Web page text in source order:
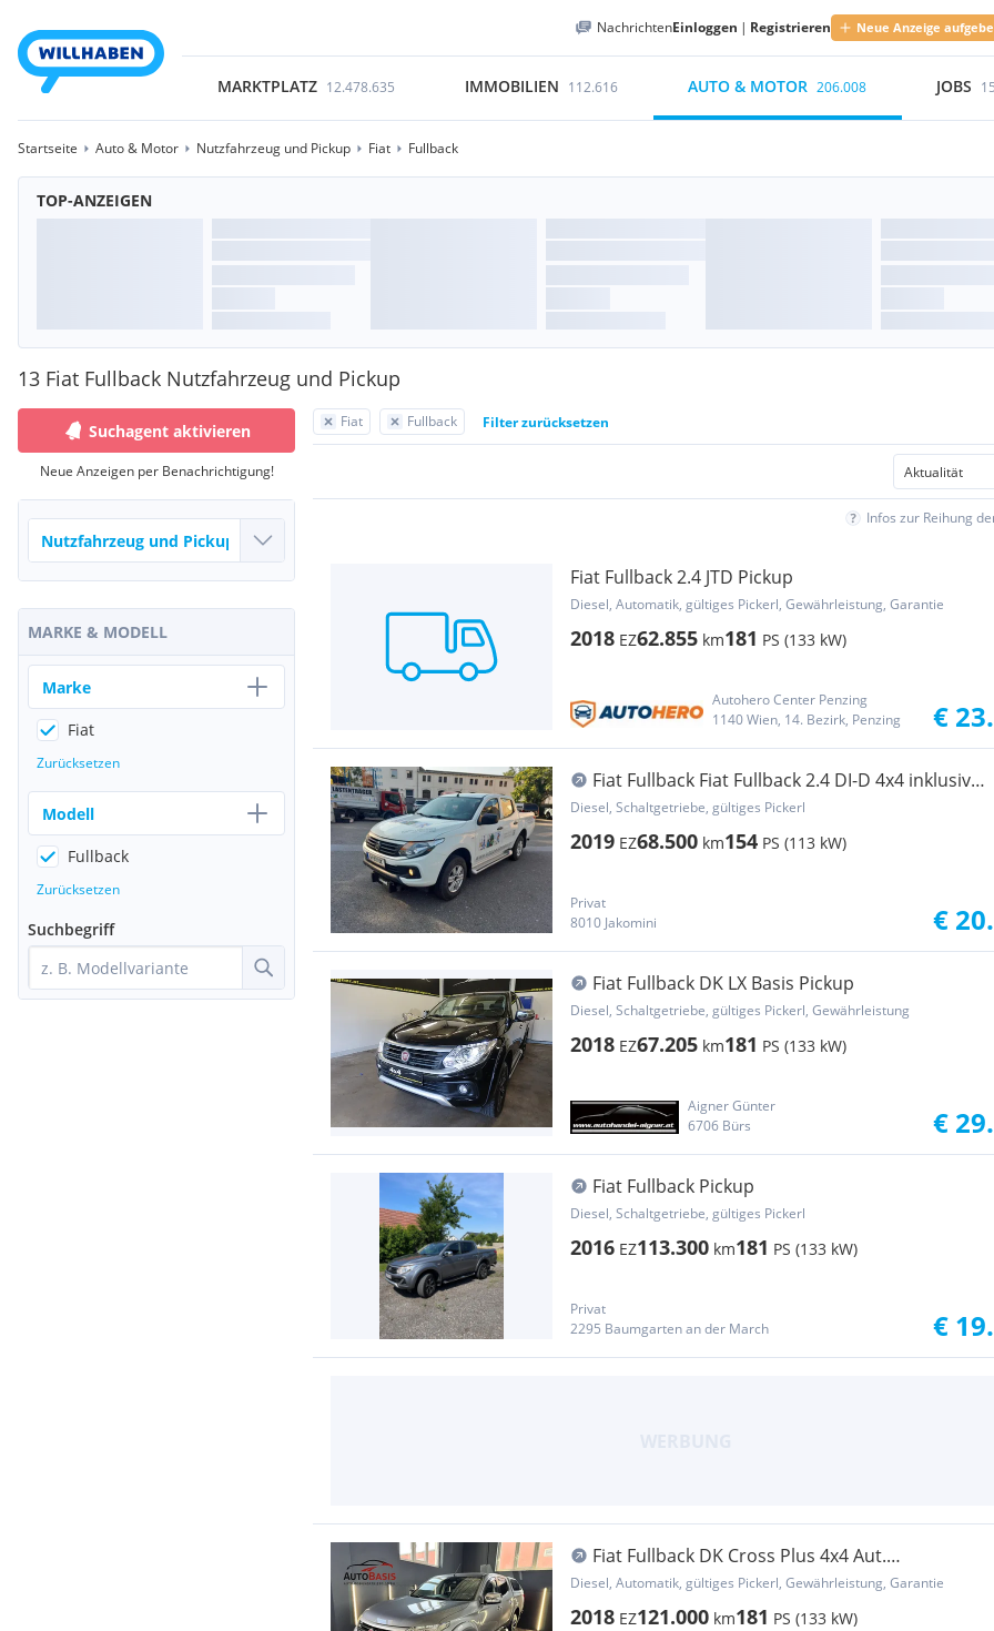
NachrichtenEinloggen | Registrieren Neue Anzeige
MARKTPLATZ 12.478.635 IMMOBILIEN 112.616 AUTO & MOTOR 206.008 JOBS
Startseite Auto & Motor Nutzfahrzeug und Pickup Fiat Fullback
TOP-ANZEIGEN
13 Fiat Fullback Nutzfahrzeug und Pickup
Fiat Fullback Filter zurücksetzen
Infos zur Reihung
Fiat Fullback 2.4 JTD Pickup
Diesel, Automatik, gültiges Pickerl, Gewährleistung, Garantie
2018 EZ62.855 km181 PS (133 kW)
Autohero Center Penzing
1140 Wien, 14. Bezirk, Penzing
€
Fiat Fullback Fiat Fullback 2.4 DI-D 4x4 inklusive
Snoway-Schnee Pickup
Diesel, Schaltgetriebe, gültiges Pickerl
2019 EZ68.500 km154 PS (113 kW)
Privat
8010 Jakomini
€
Fiat Fullback DK LX Basis Pickup
Diesel, Schaltgetriebe, gültiges Pickerl, Gewährleistung
2018 EZ67.205 km181 PS (133 kW)
Aigner Günter
6706 Bürs
€
Fiat Fullback Pickup
Diesel, Schaltgetriebe, gültiges Pickerl
2016 EZ113.300 km181 PS (133 kW)
Privat
2295 Baumgarten an der March
€
Fiat Fullback DK Cross Plus 4x4 Aut.
1.Besitz/Leder/... Pickup
Diesel, Automatik, gültiges Pickerl, Gewährleistung, Garantie
2018 EZ121.000 km181 PS (133 kW)
Suchagent aktivieren
Neue Anzeigen per Benachrichtigung!
MARKE & MODELL
Marke
Fiat
Zurücksetzen
Modell
Fullback
Zurücksetzen
Suchbegriff